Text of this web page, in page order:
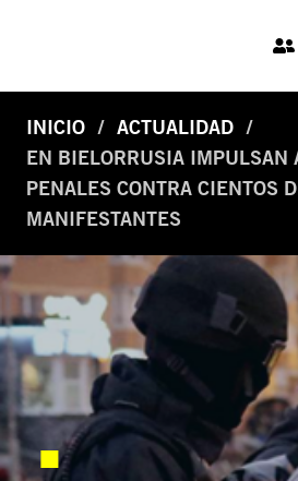
INICIO
ACTUALIDAD
EN BIELORRUSIA IMPULSAN
PENALES CONTRA CIENTOS
MANIFESTANTES